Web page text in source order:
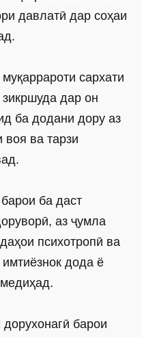
давлатӣ дар соҳаи
сархати
дар он
ба додани дору аз
ва тарзи
ба даст
аз ҷумла
психотропӣ ва
дода ё
барои